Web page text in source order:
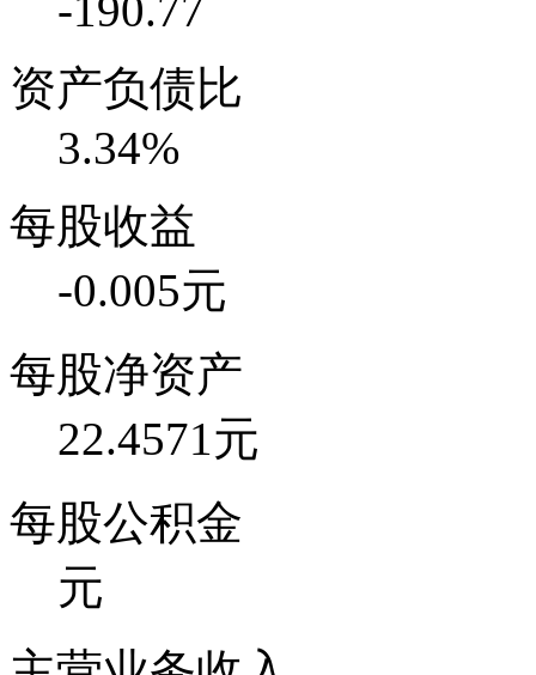
资产负债比
3.34%
每股收益
-0.005元
每股净资产
22.4571元
每股公积金
元